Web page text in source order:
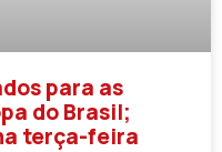
para as
do Brasil;
terça-feira